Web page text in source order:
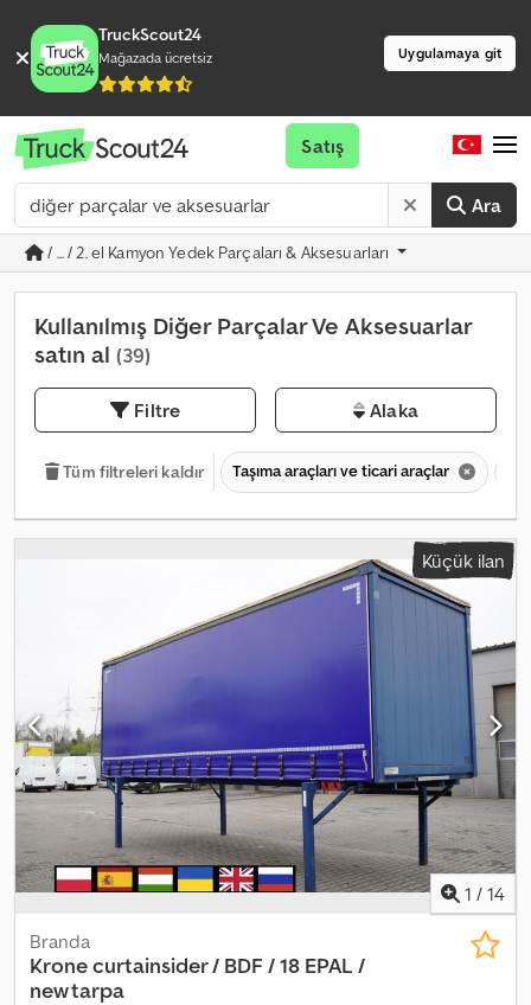
TruckScout24
Mağazada ücretsiz Uygulamaya git
Ara
Satış
/ ... / 2. el Kamyon Yedek Parçaları & Aksesuarları
Kullanılmış Diğer Parçalar Ve Aksesuarlar
satın al (39)
Filtre Alaka
Tüm filtreleri kaldır Taşıma araçları ve ticari araçlar
Küçük ilan
1 / 14
Branda
Kronecurtainsider / BDF / 18 EPAL /
new tarpa